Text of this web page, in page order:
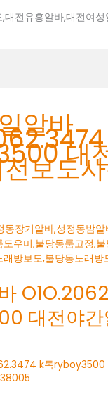
전유흥알바,대전여성
알바
대
보도
대전야간
k톡ryboy3500